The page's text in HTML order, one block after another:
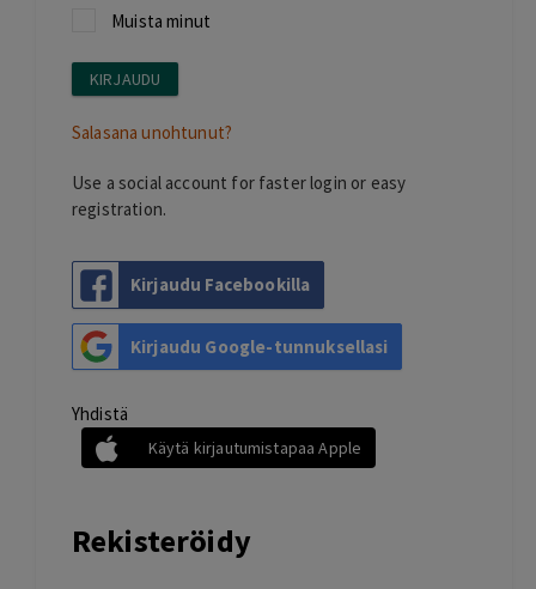
Muista minut
Salasana unohtunut?
Use a social account for faster login or easy
registration.
Kirjaudu Facebookilla
Kirjaudu Google-tunnuksellasi
Yhdistä
Käytä kirjautumistapaa Apple
Rekisteröidy